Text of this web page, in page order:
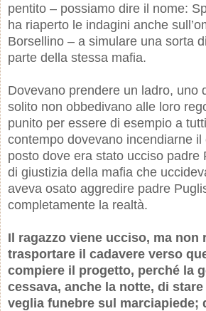
pentito – possiamo dire il nome:
ha riaperto le indagini anche
Borsellino – a simulare una sorta
parte della stessa mafia.
Dovevano prendere un ladro, uno
solito non obbedivano alle loro
punito per essere di esempio a
contempo dovevano incendiarne il
posto dove era stato ucciso padre
di giustizia della mafia che
aveva osato aggredire padre
completamente la realtà.
Il ragazzo viene ucciso, ma non
trasportare il cadavere verso
compiere il progetto, perché la
cessava, anche la notte, di
veglia funebre sul marciapiede;